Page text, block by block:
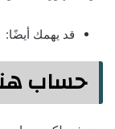
قد يهمك أيضًا:
حساب